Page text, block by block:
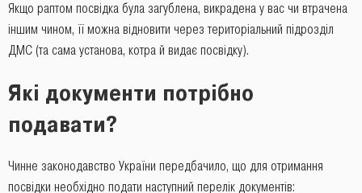
Якщо раптом посвідка була загублена, викрадена у вас чи втрачена
іншим чином, її можна відновити через територіальний підрозділ
ДМС (та сама установа, котра й видає посвідку).
Які документи потрібно
подавати?
Чинне законодавство України передбачило, що для отримання
посвідки необхідно подати наступний перелік документів: